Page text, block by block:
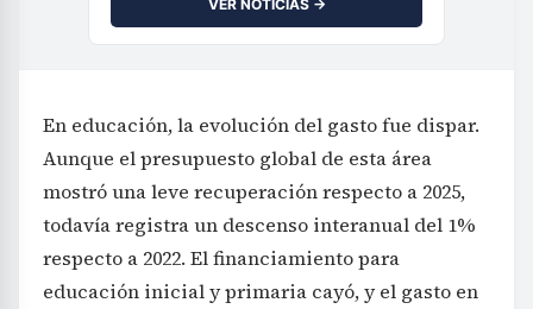
VER NOTICIAS →
En educación, la evolución del gasto fue dispar.
Aunque el presupuesto global de esta área
mostró una leve recuperación respecto a 2025,
todavía registra un descenso interanual del 1%
respecto a 2022. El financiamiento para
educación inicial y primaria cayó, y el gasto en